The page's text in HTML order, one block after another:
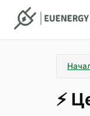
⚡️